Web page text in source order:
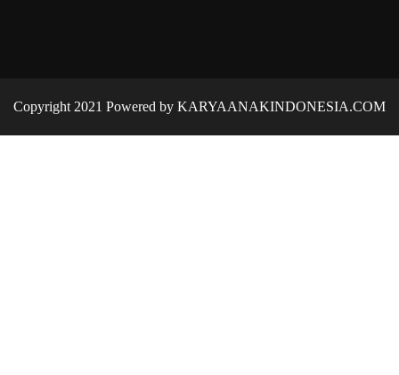
Copyright 2021 Powered by KARYAANAKINDONESIA.COM